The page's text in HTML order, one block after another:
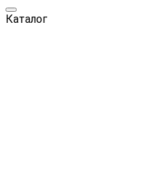
Каталог